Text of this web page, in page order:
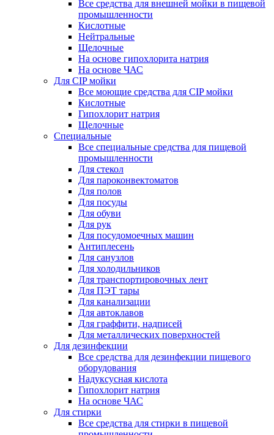
Все средства для внешней мойки в пищевой
промышленности
Кислотные
Нейтральные
Щелочные
На основе гипохлорита натрия
На основе ЧАС
Для CIP мойки
Все моющие средства для CIP мойки
Кислотные
Гипохлорит натрия
Щелочные
Специальные
Все специальные средства для пищевой
промышленности
Для стекол
Для пароконвектоматов
Для полов
Для посуды
Для обуви
Для рук
Для посудомоечных машин
Антиплесень
Для санузлов
Для холодильников
Для транспортировочных лент
Для ПЭТ тары
Для канализации
Для автоклавов
Для граффити, надписей
Для металлических поверхностей
Для дезинфекции
Все средства для дезинфекции пищевого
оборудования
Надуксусная кислота
Гипохлорит натрия
На основе ЧАС
Для стирки
Все средства для стирки в пищевой